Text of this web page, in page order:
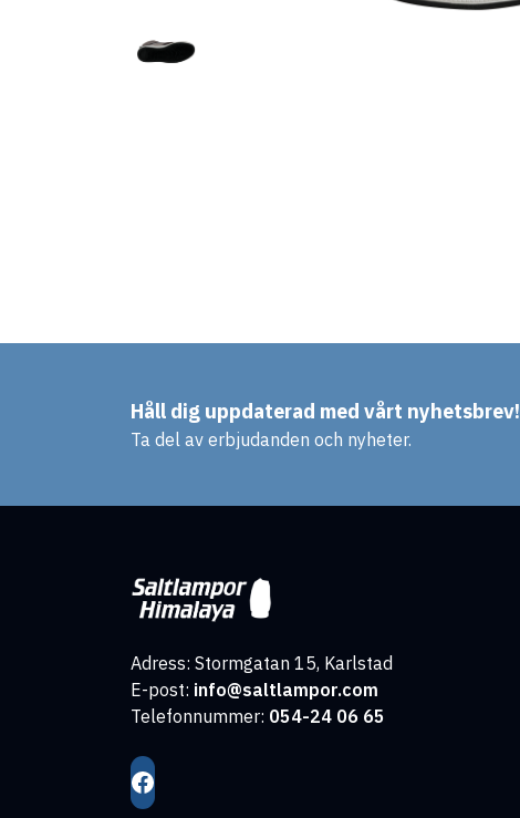
Håll dig uppdaterad med vårt nyhetsbrev!
Ta del av erbjudanden och nyheter.
Adress: Stormgatan 15, Karlstad
E-post: info@saltlampor.com
Telefonnummer: 054-24 06 65